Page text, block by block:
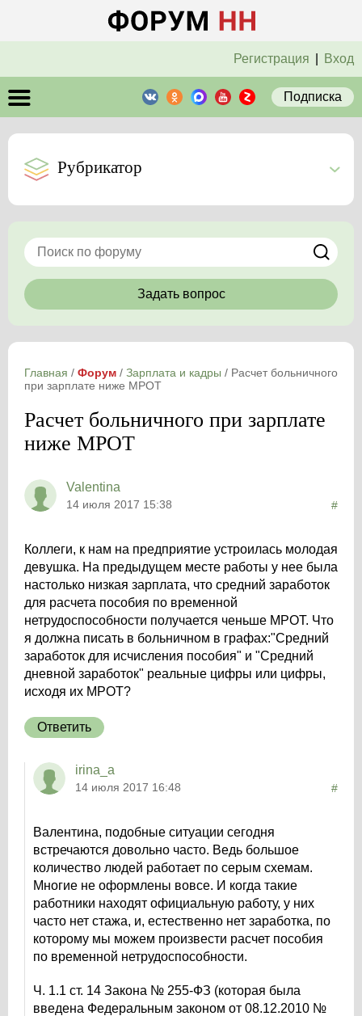
Регистрация Вход
Подписка
Рубрикатор
Задать вопрос
Главная / Форум / Зарплата и кадры / Расчет больничного
при зарплате ниже МРОТ
Расчет больничного при зарплате
ниже МРОТ
Valentina
14 июля 2017 15:38 #
Коллеги, к нам на предприятие устроилась молодая
девушка. На предыдущем месте работы у нее была
настолько низкая зарплата, что средний заработок
для расчета пособия по временной
нетрудоспособности получается ченьше МРОТ. Что
я должна писать в больничном в графах:"Средний
заработок для исчисления пособия" и "Средний
дневной заработок" реальные цифры или цифры,
исходя их МРОТ?
Ответить
irina_a
14 июля 2017 16:48 #
Валентина, подобные ситуации сегодня
встречаются довольно часто. Ведь большое
количество людей работает по серым схемам.
Многие не оформлены вовсе. И когда такие
работники находят официальную работу, у них
часто нет стажа, и, естественно нет заработка, по
которому мы можем произвести расчет пособия
по временной нетрудоспособности.
Ч. 1.1 ст. 14 Закона № 255-ФЗ (которая была
введена Федеральным законом от 08.12.2010 №